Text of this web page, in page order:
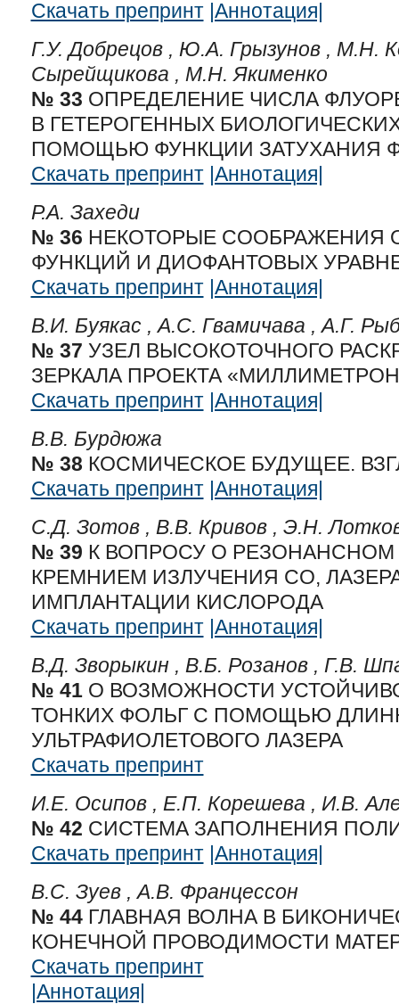
Скачать препринт |Аннотация|
Г.У. Добрецов , Ю.А. Грызунов , М.Н.
Сырейщикова , М.Н. Якименко
№ 33 ОПРЕДЕЛЕНИЕ ЧИСЛА
В ГЕТЕРОГЕННЫХ
ПОМОЩЬЮ ФУНКЦИИ ЗАТУХАНИЯ
Скачать препринт |Аннотация|
Р.А. Захеди
№ 36 НЕКОТОРЫЕ СООБРАЖЕНИЯ
ФУНКЦИЙ И ДИОФАНТОВЫХ
Скачать препринт |Аннотация|
В.И. Буякас ,А.С. Гвамичава ,А.Г.
№ 37 УЗЕЛ ВЫСОКОТОЧНОГО
ЗЕРКАЛА ПРОЕКТА
Скачать препринт |Аннотация|
В.В. Бурдюжа
№ 38 КОСМИЧЕСКОЕ БУДУЩЕЕ.
Скачать препринт |Аннотация|
С.Д. Зотов , В.В. Кривов , Э.Н.
№ 39 К ВОПРОСУ О
КРЕМНИЕМ ИЗЛУЧЕНИЯ СО,
ИМПЛАНТАЦИИ КИСЛОРОДА
Скачать препринт |Аннотация|
В.Д. Зворыкин , В.Б. Розанов , Г.В.
№ 41О ВОЗМОЖНОСТИ
ТОНКИХ ФОЛЬГ С ПОМОЩЬЮ
УЛЬТРАФИОЛЕТОВОГО ЛАЗЕРА
Скачать препринт
И.Е. Осипов , Е.П. Корешева , И.В.
№ 42 СИСТЕМА ЗАПОЛНЕНИЯ
Скачать препринт |Аннотация|
В.С. Зуев ,А.В. Францессон
№ 44ГЛАВНАЯ ВОЛНА В
КОНЕЧНОЙ ПРОВОДИМОСТИ
Скачать препринт
|Аннотация|